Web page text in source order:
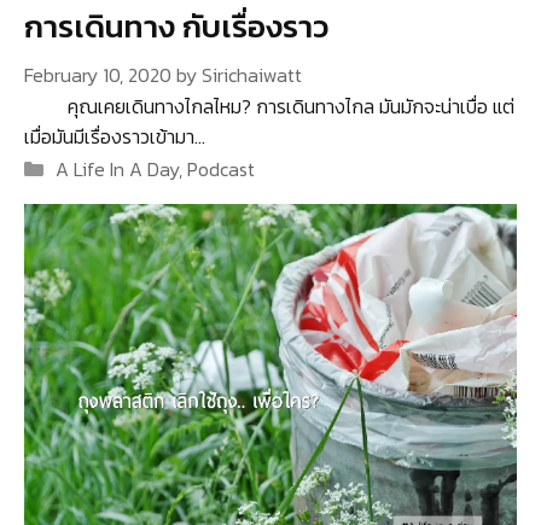
การเดินทาง กับเรื่องราว
February 10, 2020 bySirichaiwatt
คุณเคยเดินทางไกลไหม? การเดินทางไกล มันมักจะน่าเบื่อ แต่
เมื่อมันมีเรื่องราวเข้ามา…
Categories
A Life In A Day,Podcast